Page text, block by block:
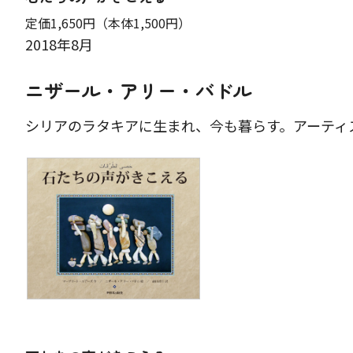
定価1,650円 （本体1,500円）
2018年8月
ニザール・アリー・バドル
シリアのラタキアに生まれ、今も暮らす。アーテ